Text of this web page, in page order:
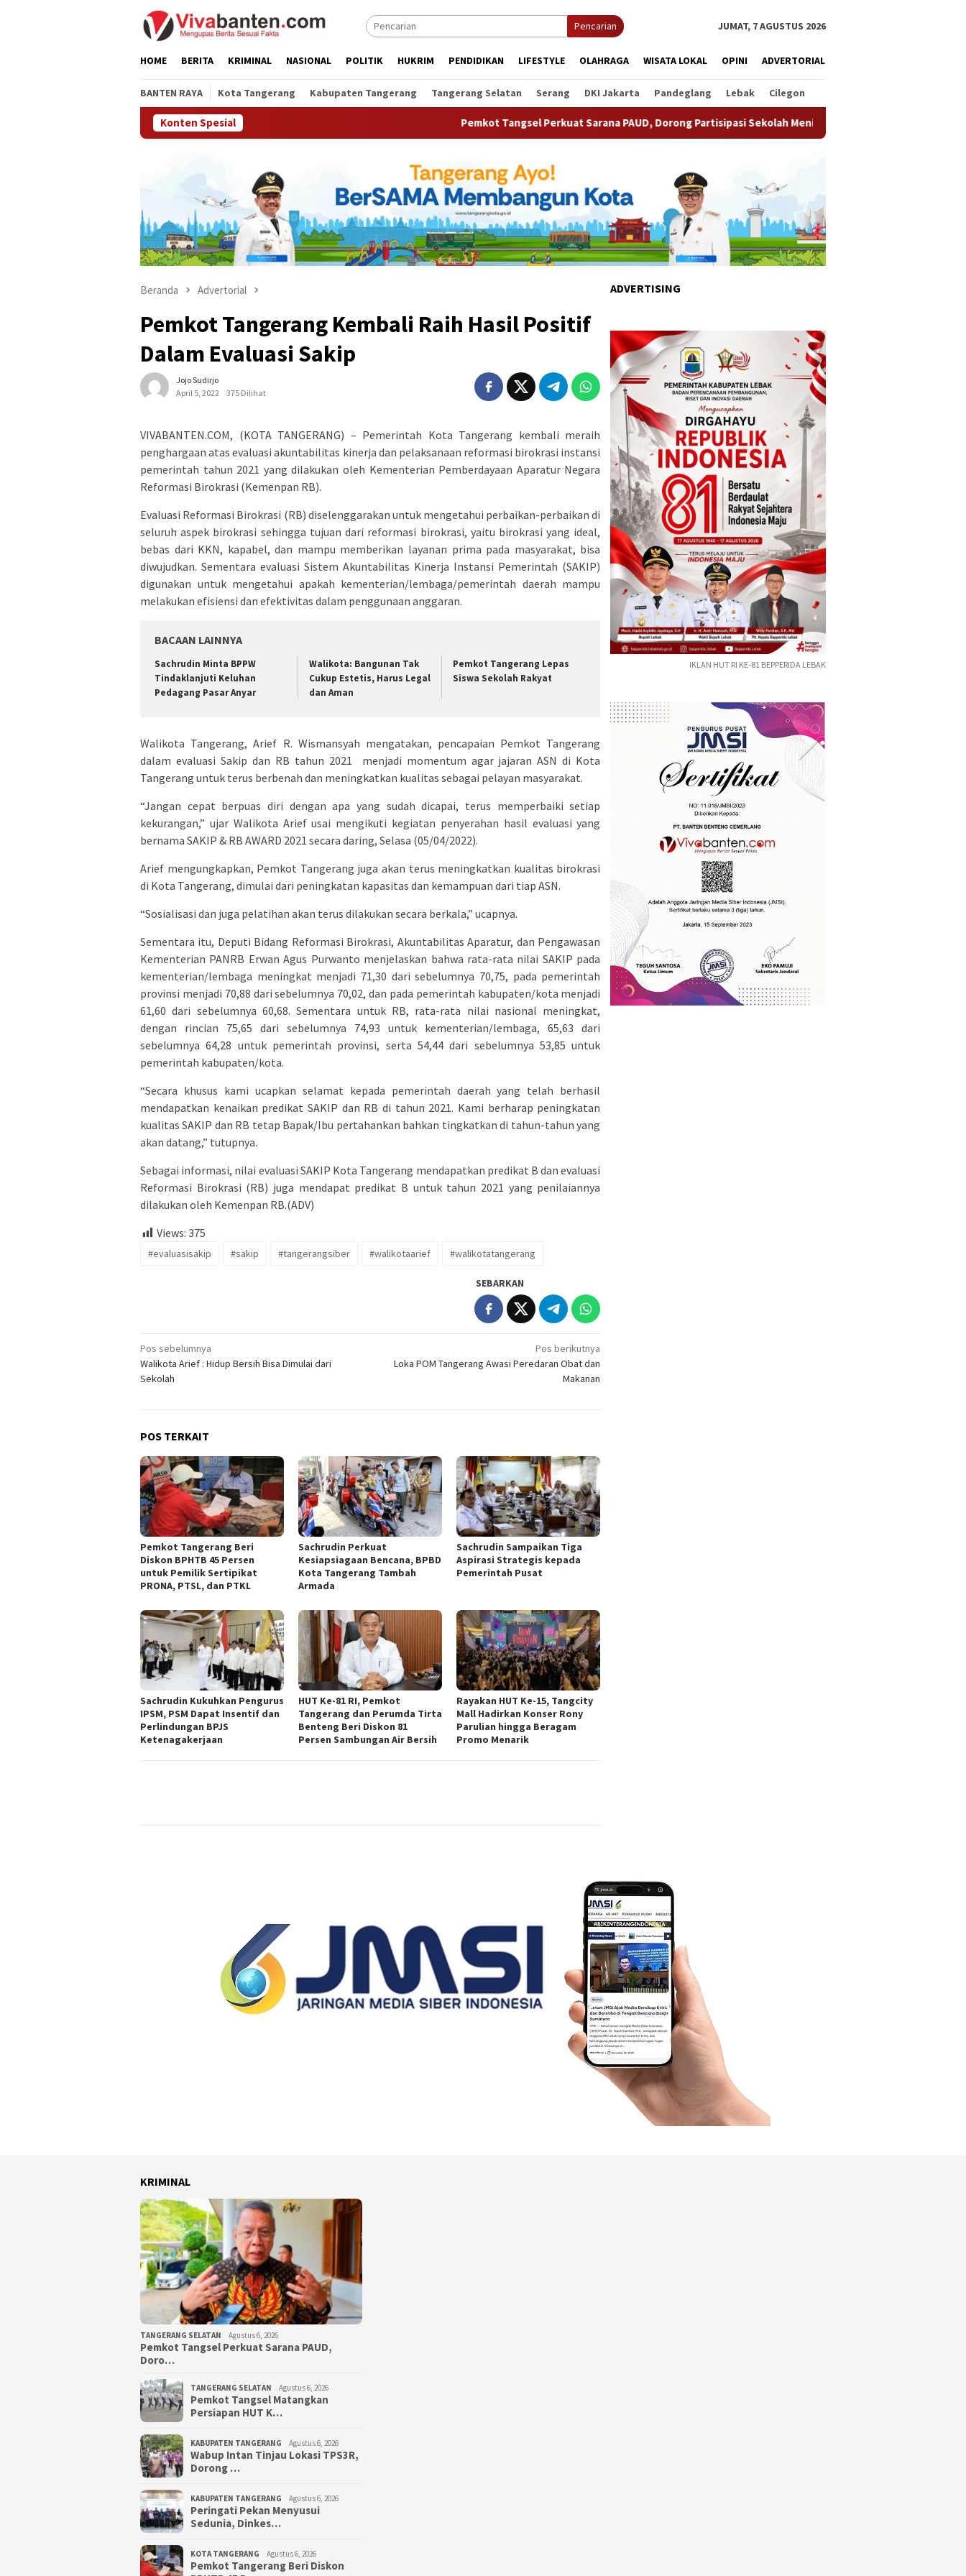
Pencarian JUMAT, 7 AGUSTUS 2026
HOME BERITA KRIMINAL NASIONAL POLITIK HUKRIM PENDIDIKAN LIFESTYLE OLAHRAGA WISATA LOKAL OPINI ADVERTORIAL
BANTEN RAYA Kota Tangerang Kabupaten Tangerang Tangerang Selatan Serang DKI Jakarta Pandeglang Lebak Cilegon
Konten Spesial Pemkot Tangsel Perkuat Sarana PAUD, Dorong Partisipasi Sekolah Meningkat Pemkot Tangsel Matangkan
Beranda Advertorial
Pemkot Tangerang Kembali Raih Hasil Positif
Dalam Evaluasi Sakip
Jojo Sudirjo
April 5, 2022
375 Dilihat
VIVABANTEN.COM, (KOTA TANGERANG) – Pemerintah Kota Tangerang kembali meraih
penghargaan atas evaluasi akuntabilitas kinerja dan pelaksanaan reformasi birokrasi instansi
pemerintah tahun 2021 yang dilakukan oleh Kementerian Pemberdayaan Aparatur Negara
Reformasi Birokrasi (Kemenpan RB).
Evaluasi Reformasi Birokrasi (RB) diselenggarakan untuk mengetahui perbaikan-perbaikan di
seluruh aspek birokrasi sehingga tujuan dari reformasi birokrasi, yaitu birokrasi yang ideal,
bebas dari KKN, kapabel, dan mampu memberikan layanan prima pada masyarakat, bisa
diwujudkan. Sementara evaluasi Sistem Akuntabilitas Kinerja Instansi Pemerintah (SAKIP)
digunakan untuk mengetahui apakah kementerian/lembaga/pemerintah daerah mampu
melakukan efisiensi dan efektivitas dalam penggunaan anggaran.
BACAAN LAINNYA
Sachrudin Minta BPPW
Tindaklanjuti Keluhan
Pedagang Pasar Anyar
Walikota: Bangunan Tak
Cukup Estetis, Harus Legal
dan Aman
Pemkot Tangerang Lepas
Siswa Sekolah Rakyat
Walikota Tangerang, Arief R. Wismansyah mengatakan, pencapaian Pemkot Tangerang
dalam evaluasi Sakip dan RB tahun 2021 menjadi momentum agar jajaran ASN di Kota
Tangerang untuk terus berbenah dan meningkatkan kualitas sebagai pelayan masyarakat.
“Jangan cepat berpuas diri dengan apa yang sudah dicapai, terus memperbaiki setiap
kekurangan,” ujar Walikota Arief usai mengikuti kegiatan penyerahan hasil evaluasi yang
bernama SAKIP & RB AWARD 2021 secara daring, Selasa (05/04/2022).
Arief mengungkapkan, Pemkot Tangerang juga akan terus meningkatkan kualitas birokrasi
di Kota Tangerang, dimulai dari peningkatan kapasitas dan kemampuan dari tiap ASN.
“Sosialisasi dan juga pelatihan akan terus dilakukan secara berkala,” ucapnya.
Sementara itu, Deputi Bidang Reformasi Birokrasi, Akuntabilitas Aparatur, dan Pengawasan
Kementerian PANRB Erwan Agus Purwanto menjelaskan bahwa rata-rata nilai SAKIP pada
kementerian/lembaga meningkat menjadi 71,30 dari sebelumnya 70,75, pada pemerintah
provinsi menjadi 70,88 dari sebelumnya 70,02, dan pada pemerintah kabupaten/kota menjadi
61,60 dari sebelumnya 60,68. Sementara untuk RB, rata-rata nilai nasional meningkat,
dengan rincian 75,65 dari sebelumnya 74,93 untuk kementerian/lembaga, 65,63 dari
sebelumnya 64,28 untuk pemerintah provinsi, serta 54,44 dari sebelumnya 53,85 untuk
pemerintah kabupaten/kota.
“Secara khusus kami ucapkan selamat kepada pemerintah daerah yang telah berhasil
mendapatkan kenaikan predikat SAKIP dan RB di tahun 2021. Kami berharap peningkatan
kualitas SAKIP dan RB tetap Bapak/Ibu pertahankan bahkan tingkatkan di tahun-tahun yang
akan datang,” tutupnya.
Sebagai informasi, nilai evaluasi SAKIP Kota Tangerang mendapatkan predikat B dan evaluasi
Reformasi Birokrasi (RB) juga mendapat predikat B untuk tahun 2021 yang penilaiannya
dilakukan oleh Kemenpan RB.(ADV)
Views: 375
#evaluasisakip #sakip #tangerangsiber #walikotaarief #walikotatangerang
SEBARKAN
Navigasi
pos
Pos sebelumnya
Walikota Arief : Hidup Bersih Bisa Dimulai dari
Sekolah
Pos berikutnya
Loka POM Tangerang Awasi Peredaran Obat dan
Makanan
POS TERKAIT
Pemkot Tangerang Beri
Diskon BPHTB 45 Persen
untuk Pemilik Sertipikat
PRONA, PTSL, dan PTKL
Sachrudin Perkuat
Kesiapsiagaan Bencana, BPBD
Kota Tangerang Tambah
Armada
Sachrudin Sampaikan Tiga
Aspirasi Strategis kepada
Pemerintah Pusat
Sachrudin Kukuhkan Pengurus
IPSM, PSM Dapat Insentif dan
Perlindungan BPJS
Ketenagakerjaan
HUT Ke-81 RI, Pemkot
Tangerang dan Perumda Tirta
Benteng Beri Diskon 81
Persen Sambungan Air Bersih
Rayakan HUT Ke-15, Tangcity
Mall Hadirkan Konser Rony
Parulian hingga Beragam
Promo Menarik
ADVERTISING
IKLAN HUT RI KE-81 BEPPERIDA LEBAK
KRIMINAL
TANGERANG SELATAN Agustus 6, 2026
Pemkot Tangsel Perkuat Sarana PAUD,
Doro…
TANGERANG SELATAN Agustus 6, 2026
Pemkot Tangsel Matangkan
Persiapan HUT K…
KABUPATEN TANGERANG Agustus 6, 2026
Wabup Intan Tinjau Lokasi TPS3R,
Dorong …
KABUPATEN TANGERANG Agustus 6, 2026
Peringati Pekan Menyusui
Sedunia, Dinkes…
KOTA TANGERANG Agustus 6, 2026
Pemkot Tangerang Beri Diskon